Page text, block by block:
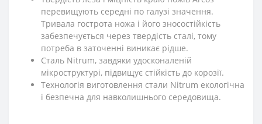
перевищують середні по галузі значення.
Тривала гострота ножа і його зносостійкість
забезпечується через твердість сталі, тому
потреба в заточенні виникає рідше.
Сталь Nitrum, завдяки удосконаленій
мікроструктурі, підвищує стійкість до корозії.
Технологія виготовлення стали Nitrum екологічна
і безпечна для навколишнього середовища.